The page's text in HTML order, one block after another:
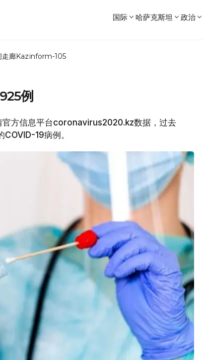
国际 哈萨克斯坦 政治
走廊Kazinform-105
例
方信息平台coronavirus2020.kz数据，过去
19病例。